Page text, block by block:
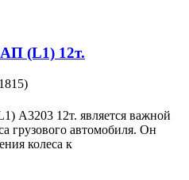
(L1) 12т.
A3203 12т. является важной
грузового автомобиля. Он
колеса к